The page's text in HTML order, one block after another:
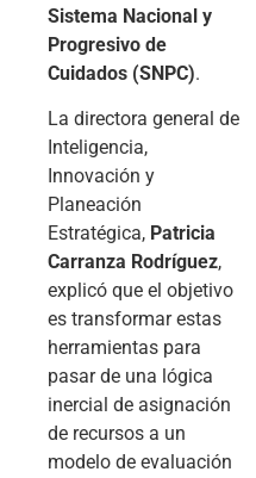
Sistema Nacional y
Progresivo de
Cuidados (SNPC).
La directora general de
Inteligencia,
Innovación y
Planeación
Estratégica, Patricia
Carranza Rodríguez,
explicó que el objetivo
es transformar estas
herramientas para
pasar de una lógica
inercial de asignación
de recursos a un
modelo de evaluación